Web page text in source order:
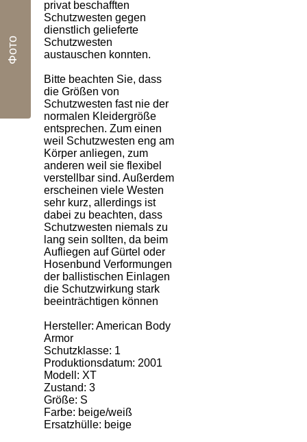
privat beschafften
Schutzwesten gegen
dienstlich gelieferte
Schutzwesten
austauschen konnten.
Bitte beachten Sie, dass
die Größen von
Schutzwesten fast nie der
normalen Kleidergröße
entsprechen. Zum einen
weil Schutzwesten eng am
Körper anliegen, zum
anderen weil sie flexibel
verstellbar sind. Außerdem
erscheinen viele Westen
sehr kurz, allerdings ist
dabei zu beachten, dass
Schutzwesten niemals zu
lang sein sollten, da beim
Aufliegen auf Gürtel oder
Hosenbund Verformungen
der ballistischen Einlagen
die Schutzwirkung stark
beeinträchtigen können
Hersteller: American Body
Armor
Schutzklasse: 1
Produktionsdatum: 2001
Modell: XT
Zustand: 3
Größe: S
Farbe: beige/weiß
Ersatzhülle: beige
Фото